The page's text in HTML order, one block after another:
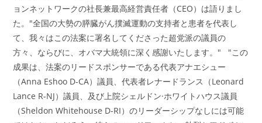
ョンネットワークの社長兼最高経営責任者（CEO）は語りまし
た。"全国の大勢の膵臓がん撲滅運動の支持者と患者を代表し
て、我々はこの法案に署名してくださった超党派の議員の
方々、ならびに、オバマ大統領に深く感謝いたします。" "この
成果は、法案のリードスポンサーである代表アナエシュー
（Anna Eshoo D-CA）議員、代表者レナードランス（Leonard
Lance R-NJ）議員、及び上院シェルドン·ホワイトハウス議員
（Sheldon Whitehouse D-RI）のリーダーシップなしには可能